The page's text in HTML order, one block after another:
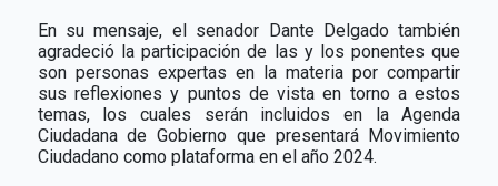
En su mensaje, el senador Dante Delgado también
agradeció la participación de las y los ponentes que
son personas expertas en la materia por compartir
sus reflexiones y puntos de vista en torno a estos
temas, los cuales serán incluidos en la Agenda
Ciudadana de Gobierno que presentará Movimiento
Ciudadano como plataforma en el año 2024.